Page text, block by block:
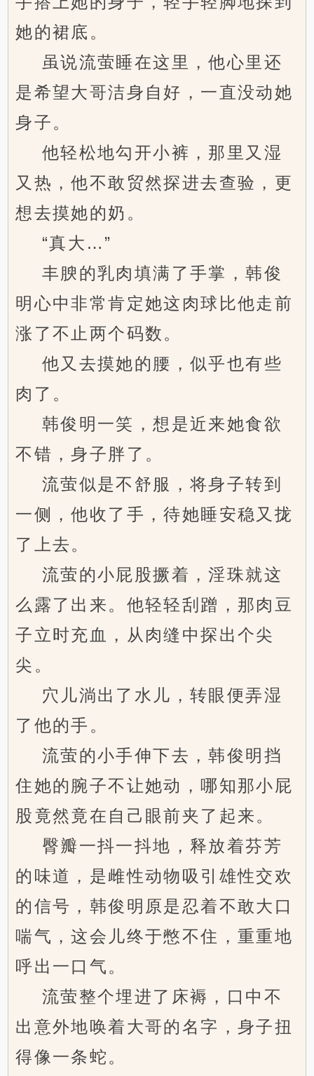
她的裙底。
虽说流萤睡在这里，他心里还
是希望大哥洁身自好，一直没动她
身子。
他轻松地勾开小裤，那里又湿
又热，他不敢贸然探进去查验，更
想去摸她的奶。
“真大…”
丰腴的乳肉填满了手掌，韩俊
明心中非常肯定她这肉球比他走前
涨了不止两个码数。
他又去摸她的腰，似乎也有些
肉了。
韩俊明一笑，想是近来她食欲
不错，身子胖了。
流萤似是不舒服，将身子转到
一侧，他收了手，待她睡安稳又拢
了上去。
流萤的小屁股撅着，淫珠就这
么露了出来。他轻轻刮蹭，那肉豆
子立时充血，从肉缝中探出个尖
尖。
穴儿淌出了水儿，转眼便弄湿
了他的手。
流萤的小手伸下去，韩俊明挡
住她的腕子不让她动，哪知那小屁
股竟然竟在自己眼前夹了起来。
臀瓣一抖一抖地，释放着芬芳
的味道，是雌性动物吸引雄性交欢
的信号，韩俊明原是忍着不敢大口
喘气，这会儿终于憋不住，重重地
呼出一口气。
流萤整个埋进了床褥，口中不
出意外地唤着大哥的名字，身子扭
得像一条蛇。